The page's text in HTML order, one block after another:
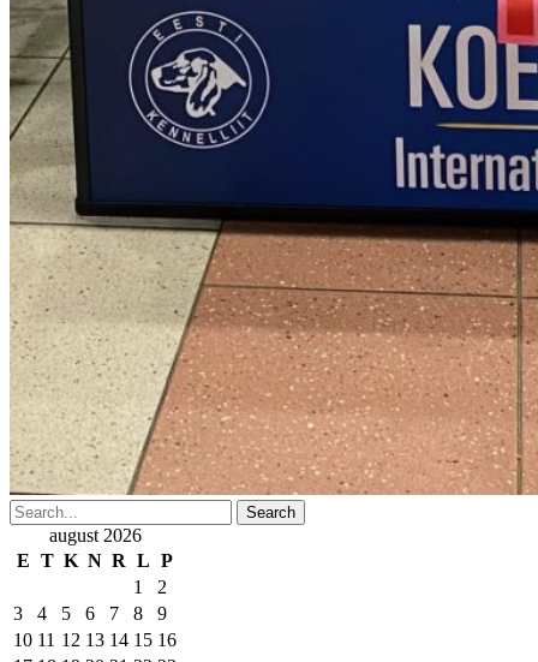
august 2026
E T K N R L P
1
2
3
4 5 6 7 8
9
10 11 12 13 14 15 16